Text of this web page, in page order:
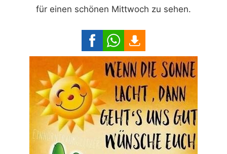
für einen schönen Mittwoch zu sehen.